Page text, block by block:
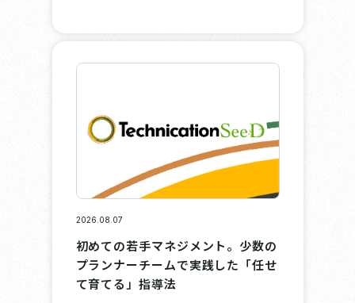
2026.08.07
初めての若手マネジメント。少数の
プランナーチームで実践した「任せ
て育てる」指導法